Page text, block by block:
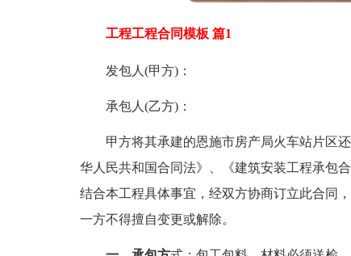
工程工程合同模板 篇1
发包人(甲方)：
承包人(乙方)：
甲方将其承建的恩施市房产局火车站片区还
华人民共和国合同法》、《建筑安装工程承包
结合本工程具体事宜，经双方协商订立此合同
一方不得擅自变更或解除。